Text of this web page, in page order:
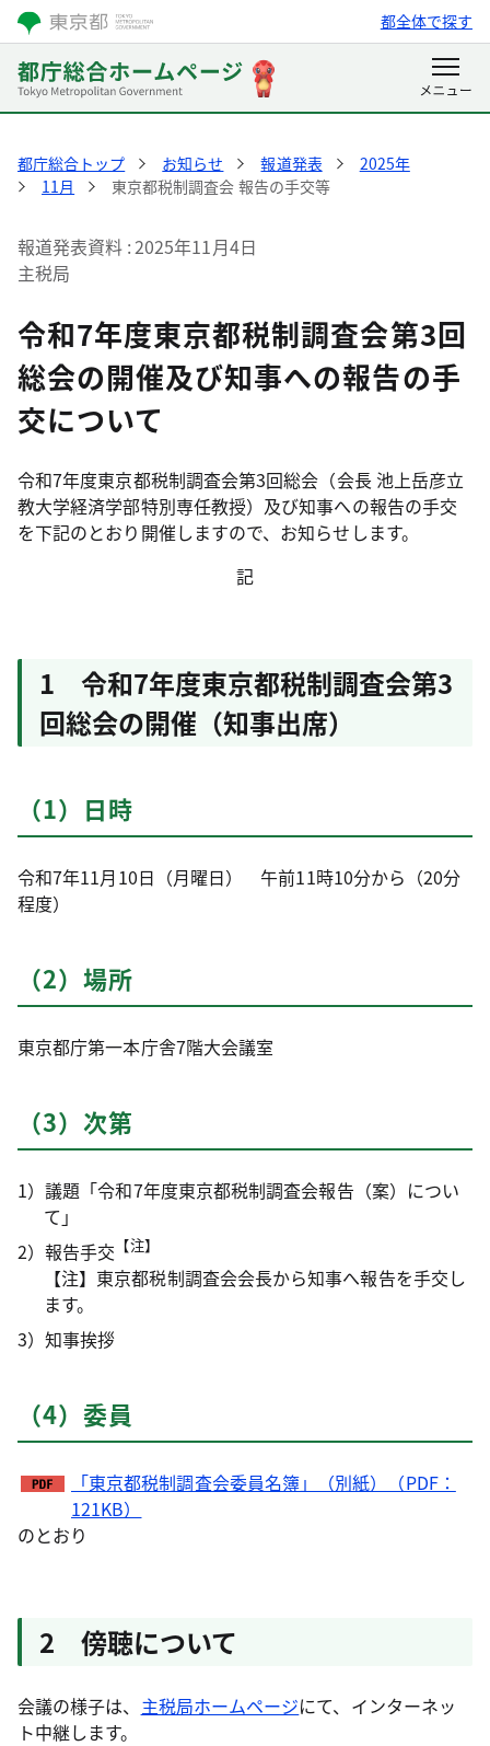
都全体で探す
都庁総合トップ お知らせ 報道発表
2025年
11月
東京都税制調査会 報告の手交等
報道発表資料 2025年11月4日
主税局
令和7年度東京都税制調査会第3回
総会の開催及び知事への報告の手
交について
令和7年度東京都税制調査会第3回総会（会長 池上岳彦立
教大学経済学部特別専任教授）及び知事への報告の手交
を下記のとおり開催しますので、お知らせします。
記
1 令和7年度東京都税制調査会第3
回総会の開催（知事出席）
（1）日時
令和7年11月10日（月曜日） 午前11時10分から（20分
程度）
（2）場所
東京都庁第一本庁舎7階大会議室
（3）次第
1）議題「令和7年度東京都税制調査会報告（案）につい
て」
2）報告手交 【注】
【注】東京都税制調査会会長から知事へ報告を手交し
ます。
3）知事挨拶
（4）委員
「東京都税制調査会委員名簿」（別紙）（PDF：
121KB）
のとおり
2 傍聴について
会議の様子は、 主税局ホームページにて、インターネッ
ト中継します。